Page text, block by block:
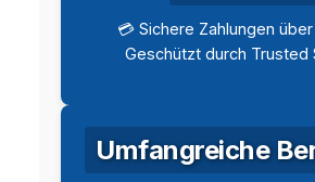
💳 Sichere Zahlungen über
Geschützt durch Trusted
Umfangreiche